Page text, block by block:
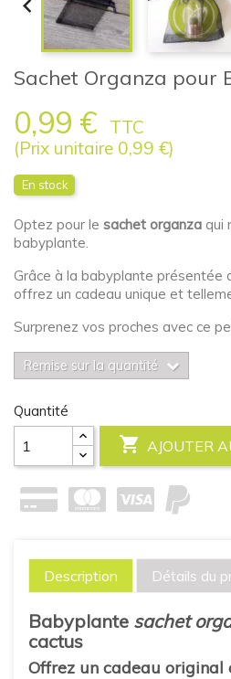

Sachet Organza pour
0,99 €
TTC
(Prix unitaire 0,99 €)
En stock
Optez pour le sachet organza qui
babyplante.
Grâce à la babyplante présentée
offrez un cadeau unique et
Surprenez vos proches avec ce
Remise sur la quantité
Quantité
 AJOUTER
Description Détails du
Babyplante sachet
cactus
Offrez un cadeau original